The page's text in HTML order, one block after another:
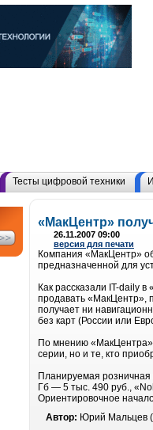
Тесты цифровой техники
«МакЦентр»
26.11.2007 09:00
версия для печати
Компания «МакЦентр»
предназначенной для
Как рассказали IT-daily
продавать «МакЦентр»,
получает ни
без карт (России или
По мнению «МакЦентра»,
серии, но и те, кто
Планируемая
Гб — 5 тыс. 490 руб.,
Ориентировочное
Автор: Юрий Мальцев (